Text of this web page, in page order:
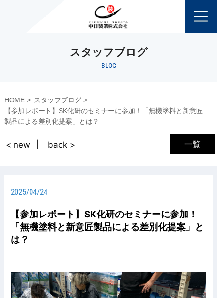
スタッフブログ
BLOG
HOME
スタッフブログ
【参加レポート】SK化研のセミナーに参加！「無機塗料と新意匠
製品による差別化提案」とは？
一覧
< new back >
2025/04/24
【参加レポート】SK化研のセミナーに参加！
「無機塗料と新意匠製品による差別化提案」と
は？